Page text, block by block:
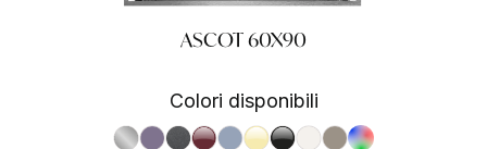
ASCOT 60X90
Colori disponibili
S.Steel SS
Ametista AA
Antracite AN
Bordeaux BR
Celeste CE
Crema CR
Nero BA
Nuvola NA
Sabbia SA
RAL